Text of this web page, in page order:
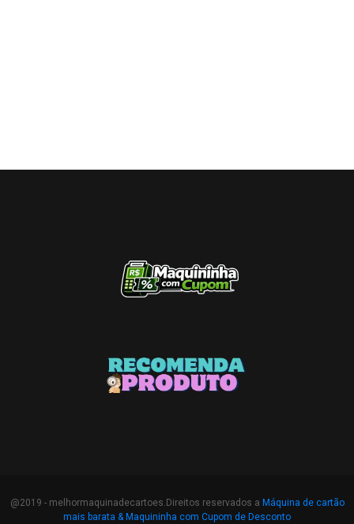
@2019 - melhormaquinadecartoes.Direitos reservados a Máquina de cartão
mais barata & Maquininha com Cupom de Desconto